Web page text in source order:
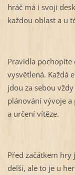
hráč má i svoji
každou oblast a u
Pravidla
vysvětlená. Každá
jdou za sebou
plánování vývoje
a určení vítěze.
Před začátkem
delší, ale to je u